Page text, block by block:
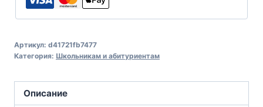
Артикул: d41721fb7477
Категория: Школьникам и абитуриентам
Описание